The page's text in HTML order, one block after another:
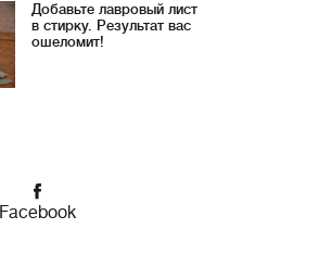
Добавьте лавровый лист
в стирку. Результат вас
ошеломит!
Facebook